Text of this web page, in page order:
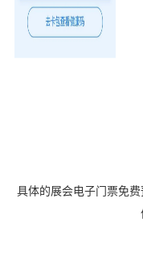
具体的展会电子门票免